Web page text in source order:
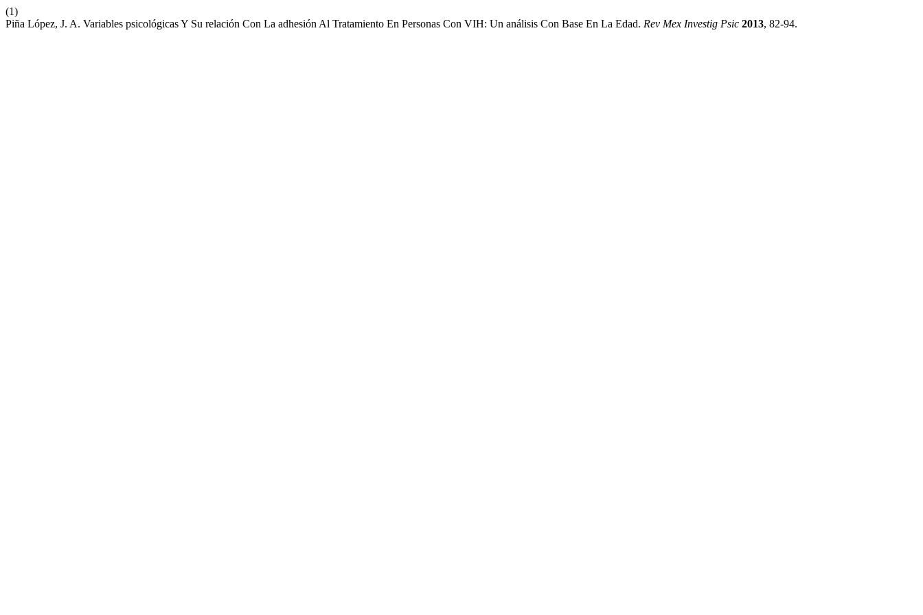
(1)
Piña López, J. A. Variables psicológicas Y Su relación Con La adhesión Al Tratamiento En Personas Con VIH: Un análisis Con Base En La Edad. Rev Mex Investig Psic 2013, 82-94.